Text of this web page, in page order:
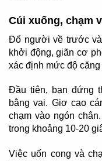
Cúi xuống, chạm
Đổ người về trước và
khởi động, giãn cơ
xác định mức độ
Đầu tiên, bạn đứng
bằng vai. Giơ cao
chạm vào ngón
trong khoảng 10-20
Việc uốn cong và